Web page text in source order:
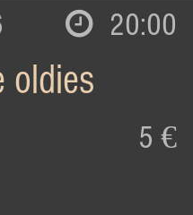
20:00
oldies
5 €